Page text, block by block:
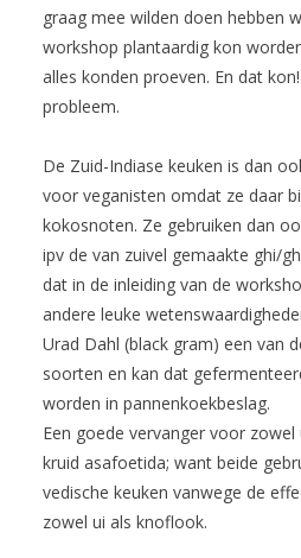
graag mee wilden doen hebben
workshop plantaardig kon
alles konden proeven. En dat
probleem.
De Zuid-Indiase keuken is dan
voor veganisten omdat ze daar
kokosnoten. Ze gebruiken dan
ipv de van zuivel gemaakte ghi/
dat in de inleiding van de
andere leuke
Urad Dahl (black gram) een van
soorten en kan dat
worden in pannenkoekbeslag.
Een goede vervanger voor
kruid asafoetida; want beide
vedische keuken vanwege de
zowel ui als knoflook.